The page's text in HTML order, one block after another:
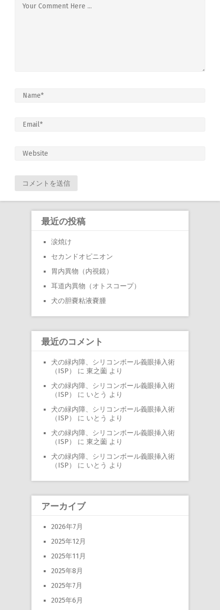
最近の投稿
涙焼け
セカンドオピニオン
胃内異物（内視鏡）
耳道内異物（オトスコープ）
犬の胆嚢粘液嚢腫
最近のコメント
犬の緑内障、シリコンボール義眼挿入術
（ISP）
に 東之薗 より
犬の緑内障、シリコンボール義眼挿入術
（ISP）
に いとう より
犬の緑内障、シリコンボール義眼挿入術
（ISP）
に いとう より
犬の緑内障、シリコンボール義眼挿入術
（ISP）
に 東之薗 より
犬の緑内障、シリコンボール義眼挿入術
（ISP）
に いとう より
アーカイブ
2026年7月
2025年12月
2025年11月
2025年8月
2025年7月
2025年6月